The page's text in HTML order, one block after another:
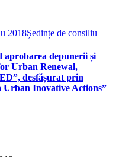
2018Ședințe de consiliu
aprobarea depunerii și
Urban Renewal,
desfășurat prin
Inovative Actions”